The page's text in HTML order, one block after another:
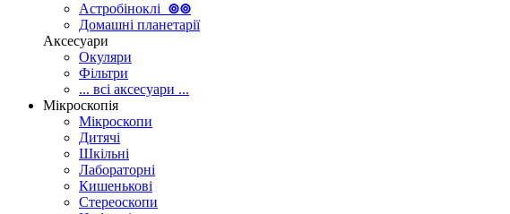
Астробіноклі ⊚⊚
Домашні планетарії
Аксесуари
Окуляри
Фільтри
... всі аксесуари ...
Мікроскопія
Мікроскопи
Дитячі
Шкільні
Лабораторні
Кишенькові
Стереоскопи